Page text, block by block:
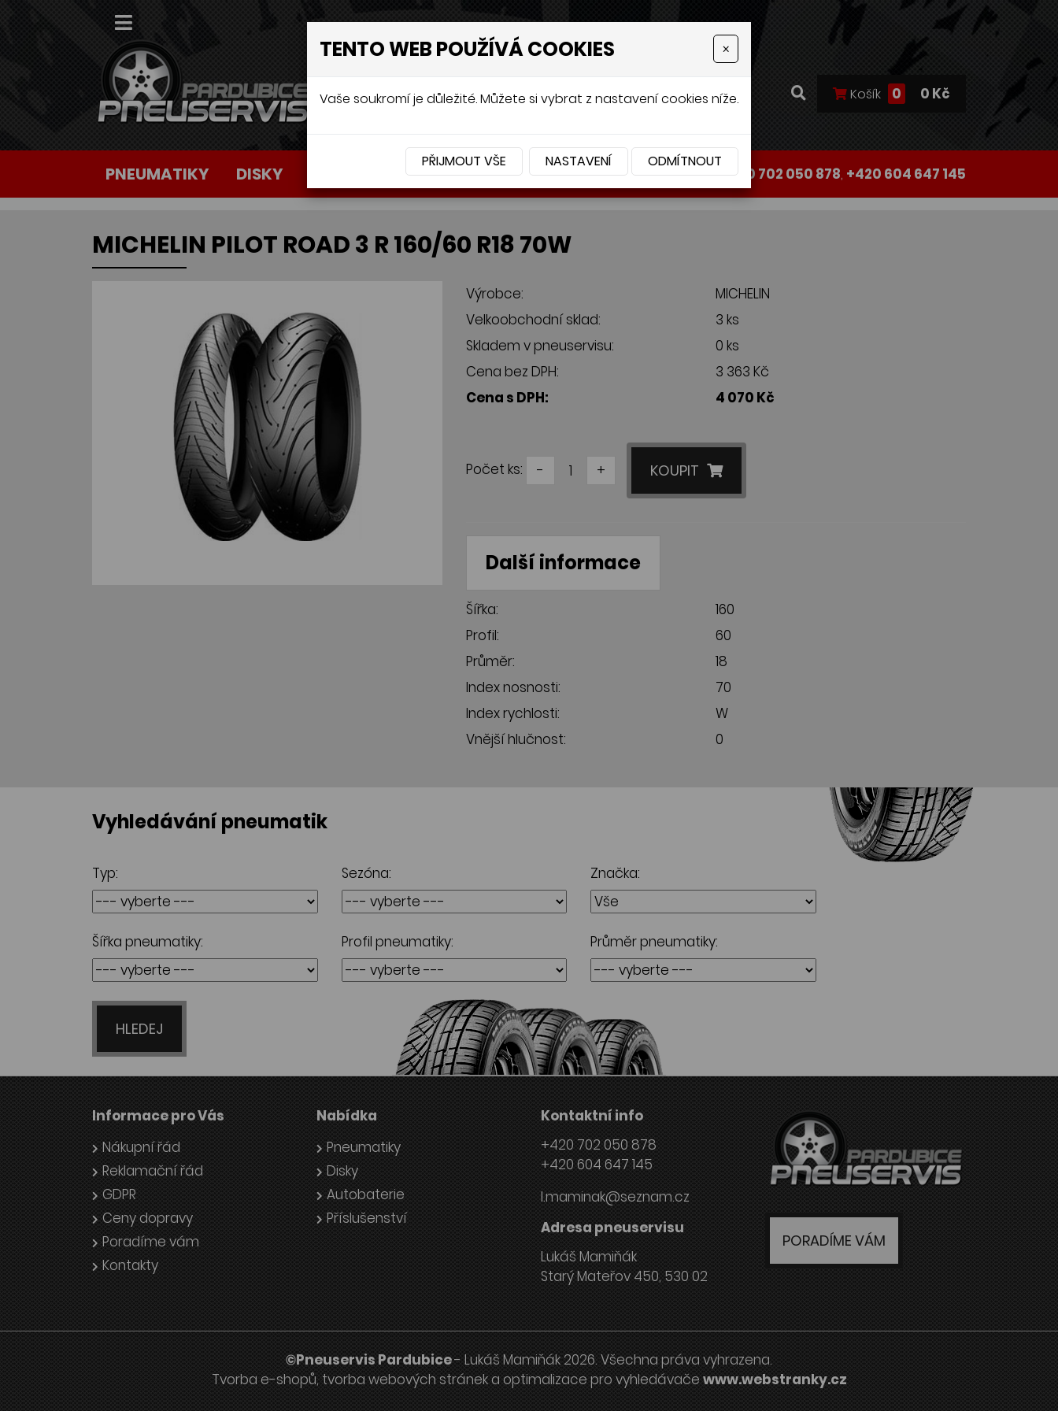
Košík 0 0 Kč
PNEUMATIKY DISKY AUTOBATERIE PŘÍSLUŠENSTVÍ +420 702 050 878, +420 604 647 145
MICHELIN PILOT ROAD 3 R 160/60 R18 70W
Výrobce:
MICHELIN
Velkoobchodní sklad:
3 ks
Skladem v pneuservisu:
0 ks
Cena bez DPH:
3 363 Kč
Cena s DPH:
4 070 Kč
Počet ks: - + KOUPIT
Další informace
Šířka:
160
Profil:
60
Průměr:
18
Index nosnosti:
70
Index rychlosti:
W
Vnější hlučnost:
0
Vyhledávání pneumatik
Typ: Sezóna: Značka:
Šířka pneumatiky: Profil pneumatiky: Průměr pneumatiky:
HLEDEJ
Informace pro Vás
Nákupní řád
Reklamační řád
GDPR
Ceny dopravy
Poradíme vám
Kontakty
Nabídka
Pneumatiky
Disky
Autobaterie
Příslušenství
Kontaktní info
+420 702 050 878
+420 604 647 145
l.maminak@seznam.cz
Adresa pneuservisu
Lukáš Mamiňák
Starý Mateřov 450, 530 02
PORADÍME VÁM
©Pneuservis Pardubice- Lukáš Mamiňák 2026. Všechna práva vyhrazena.
Tvorba e-shopů, tvorba webových stráneka optimalizace pro vyhledávače www.webstranky.cz
TENTO WEB POUŽÍVÁ COOKIES ×
Vaše soukromí je důležité. Můžete si vybrat z nastavení cookies níže.
PŘIJMOUT VŠE NASTAVENÍ ODMÍTNOUT